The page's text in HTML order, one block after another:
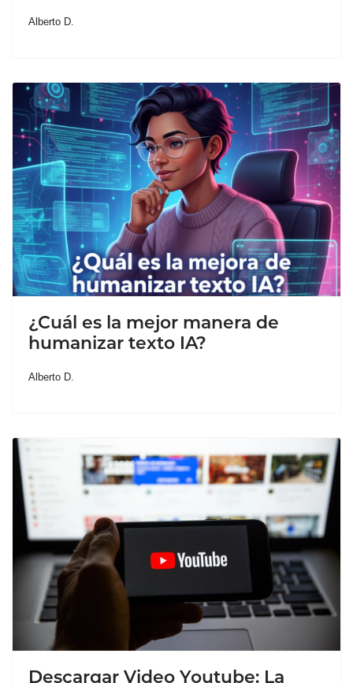
Alberto D.
¿Cuál es la mejor manera de
humanizar texto IA?
Alberto D.
Descargar Video Youtube: La